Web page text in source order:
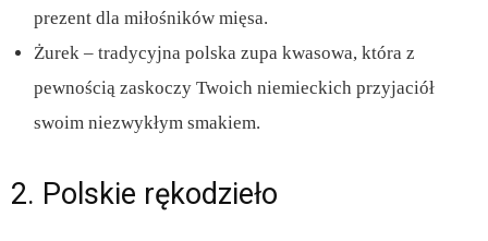
prezent dla miłośników mięsa.
Żurek – tradycyjna polska zupa kwasowa, która z
pewnością zaskoczy Twoich niemieckich przyjaciół
swoim niezwykłym smakiem.
2. Polskie rękodzieło